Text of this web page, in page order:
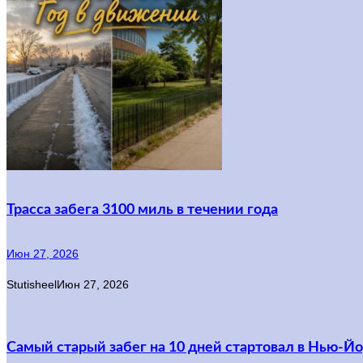
Трасса забега 3100 миль в течении года
Июн 27, 2026
StutisheelИюн 27, 2026
Самый старый забег на 10 дней стартовал в Нью-